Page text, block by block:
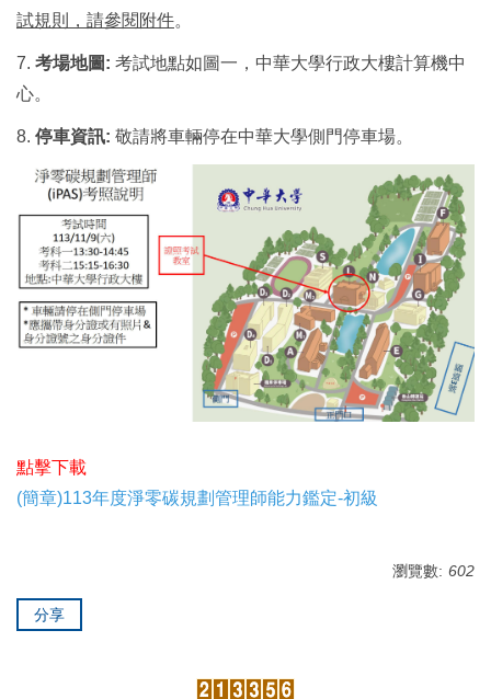
試規則，請參閱附件。
7. 考場地圖: 考試地點如圖一，中華大學行政大樓計算機中
心。
8. 停車資訊: 敬請將車輛停在中華大學側門停車場。
點擊下載
(簡章)113年度淨零碳規劃管理師能力鑑定-初級
瀏覽數: 602
分享